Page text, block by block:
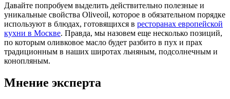
Давайте попробуем выделить действительно полезные и
уникальные свойства Oliveoil, которое в обязательном порядке
используют в блюдах, готовящихся в ресторанах европейской
кухни в Москве. Правда, мы назовем еще несколько позиций,
по которым оливковое масло будет разбито в пух и прах
традиционным в наших широтах льняным, подсолнечным и
конопляным.
Мнение эксперта